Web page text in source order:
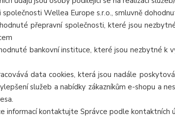
společnosti Wellea Europe s.r.o., smluvně
přepravní společnosti, které jsou
bankovní instituce, které jsou nezbytné k
data cookies, která jsou nadále
služeb a nabídky zákazníkům e-shopu a
informací kontaktujte Správce podle